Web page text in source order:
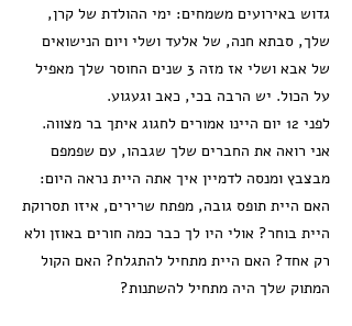
גדוש באירועים משמחים: ימי ההולדת של קרן,
שלך, סבתא חנה, של אלעד ושלי ויום הנישואים
של אבא ושלי אז מזה 3 שנים החוסר שלך מאפיל
על הכול. יש הרבה בכי, כאב וגעגוע.
לפני 12 יום היינו אמורים לחגוג איתך בר מצווה.
אני רואה את החברים שלך שגבהו, עם שפמפם
מבצבץ ומנסה לדמיין איך אתה היית נראה היום:
האם היית תופס גובה, מפתח שרירים, איזו תסרוקת
היית בוחר? אולי היו לך כבר כמה חורים באוזן ולא
רק אחד? האם היית מתחיל להתגלח? האם הקול
המתוק שלך היה מתחיל להשתנות?